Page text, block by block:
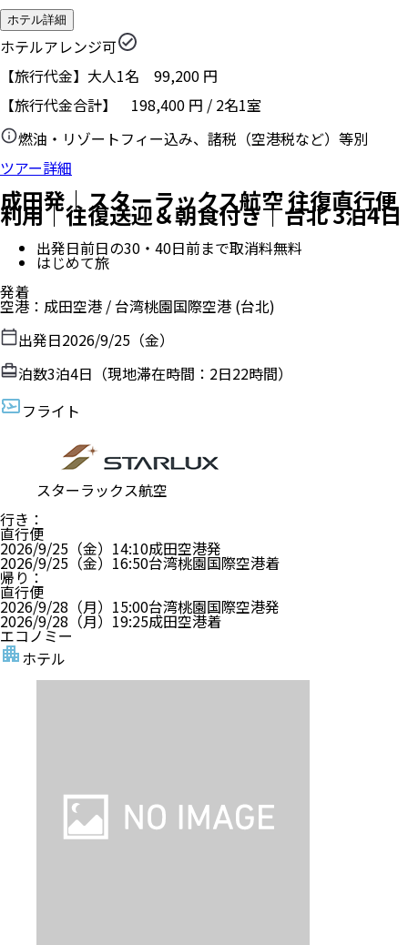
ホテル詳細
ホテルアレンジ可
【旅行代金】大人1名 99,200 円
【旅行代金合計】 198,400 円 / 2名1室
燃油・リゾートフィー込み、諸税（空港税など）等別
ツアー詳細
成田発｜スターラックス航空 往復直行便
利用｜往復送迎＆朝食付き｜台北 3泊4日
出発日前日の30・40日前まで取消料無料
はじめて旅
発着
空港 ： 成田空港 /台湾桃園国際空港 (台北)
出発日2026/9/25（金）
泊数3泊4日（現地滞在時間： 2日22時間）
フライト
スターラックス航空
行き ：
直行便
2026/9/25（金） 14:10成田空港発
2026/9/25（金） 16:50台湾桃園国際空港着
帰り ：
直行便
2026/9/28（月） 15:00台湾桃園国際空港発
2026/9/28（月） 19:25成田空港着
エコノミー
ホテル